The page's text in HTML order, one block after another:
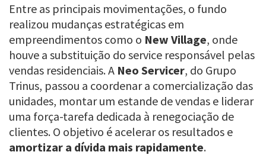
Entre as principais movimentações, o fundo
realizou mudanças estratégicas em
empreendimentos como o New Village, onde
houve a substituição do service responsável pelas
vendas residenciais. A Neo Servicer, do Grupo
Trinus, passou a coordenar a comercialização das
unidades, montar um estande de vendas e liderar
uma força-tarefa dedicada à renegociação de
clientes. O objetivo é acelerar os resultados e
amortizar a dívida mais rapidamente.